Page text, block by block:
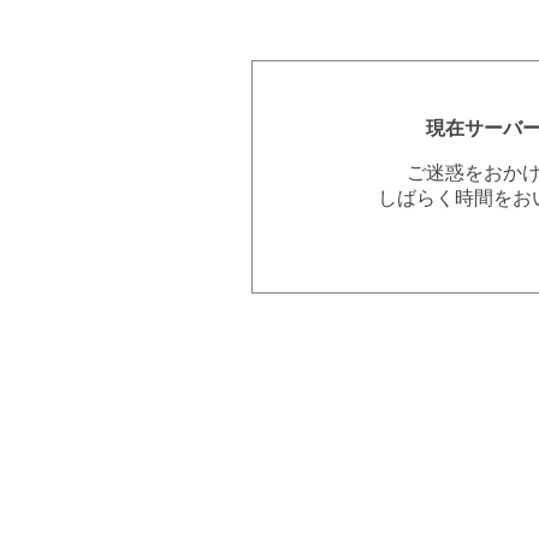
現在サーバ
ご迷惑をおか
しばらく時間を